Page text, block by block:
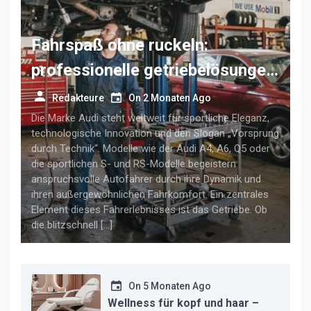
Fahrspaß ohne ruckeln:
professionelle getriebelösungen
für anspruchsvolle audi-fahrer
Redakteure On2 Monaten Ago
Die Marke Audi steht weltweit für sportliche Eleganz,
technologische Innovation und den Slogan „Vorsprung
durch Technik“. Modelle wie der Audi A4, A6, Q5 oder
die sportlichen S- und RS-Modelle begeistern
anspruchsvolle Autofahrer durch ihre Dynamik und
ihren außergewöhnlichen Fahrkomfort. Ein zentrales
Element dieses Fahrerlebnisses ist das Getriebe. Ob
die blitzschnell […]
On 5 Monaten Ago
Wellness für kopf und haar –